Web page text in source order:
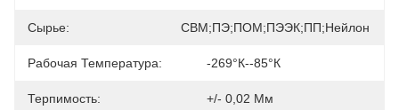
Сырье: СВМ;ПЭ;ПОМ;ПЭЭК;ПП;Нейлон
Рабочая Температура: -269°К--85°К
Терпимость: +/- 0,02 Мм